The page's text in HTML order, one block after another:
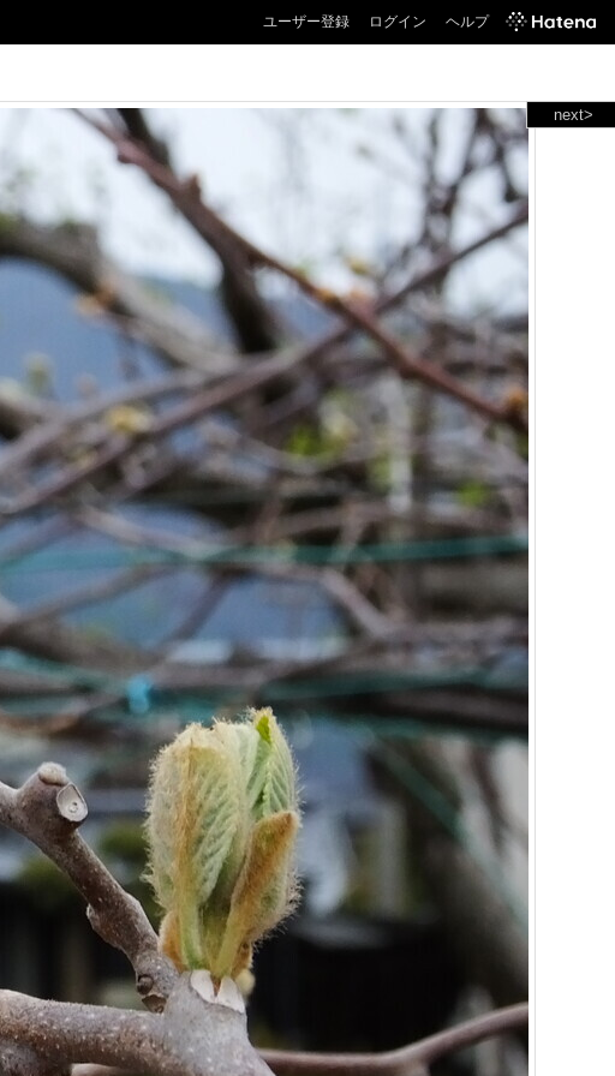
ユーザー登録 ログイン ヘルプ
next>